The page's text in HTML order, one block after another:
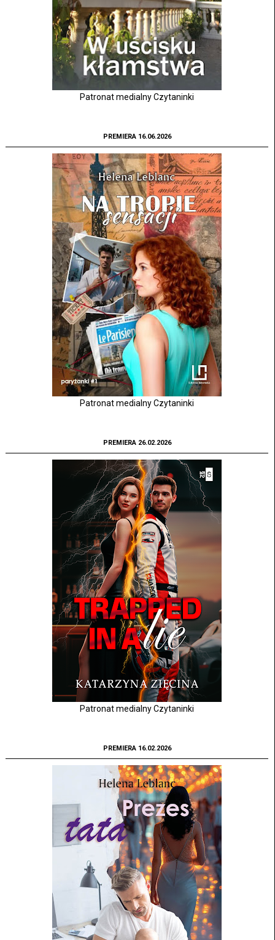
Patronat medialny Czytaninki
PREMIERA 16.06.2026
Patronat medialny Czytaninki
PREMIERA 26.02.2026
Patronat medialny Czytaninki
PREMIERA 16.02.2026